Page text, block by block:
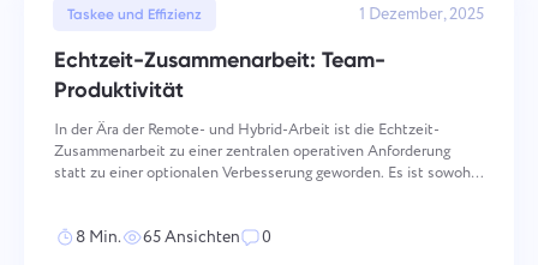
Taskee und Effizienz 1 Dezember, 2025
Echtzeit-Zusammenarbeit: Team-
Produktivität
In der Ära der Remote- und Hybrid-Arbeit ist die Echtzeit-
Zusammenarbeit zu einer zentralen operativen Anforderung
statt zu einer optionalen Verbesserung geworden. Es ist sowohl
8 Min. 65 Ansichten
0